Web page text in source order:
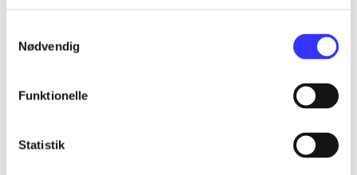
Nødvendig
Funktionelle
Statistik